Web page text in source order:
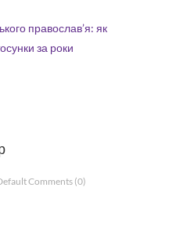
православ’я: як
за роки
Comments (0)